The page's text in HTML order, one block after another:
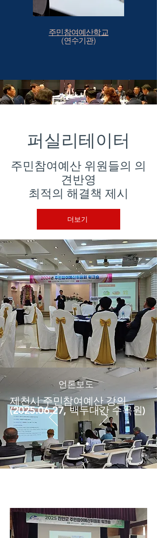
​주민참여예산학교
​(연수기관)
퍼실리테이터
주민참여예산 위원들의 의
견반영
최적의 해결책 제시
더보기
언론보도
제천시 주민참여예산 강의
(2025.06.27, 백두대간 수목원)